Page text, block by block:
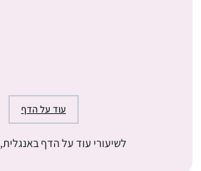
עוד על הדף
לשיעורי עוד על הדף באנגלית,